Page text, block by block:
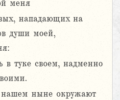
меня
нападающих на
души моей,
в туке своем, надменно
ныне окружают